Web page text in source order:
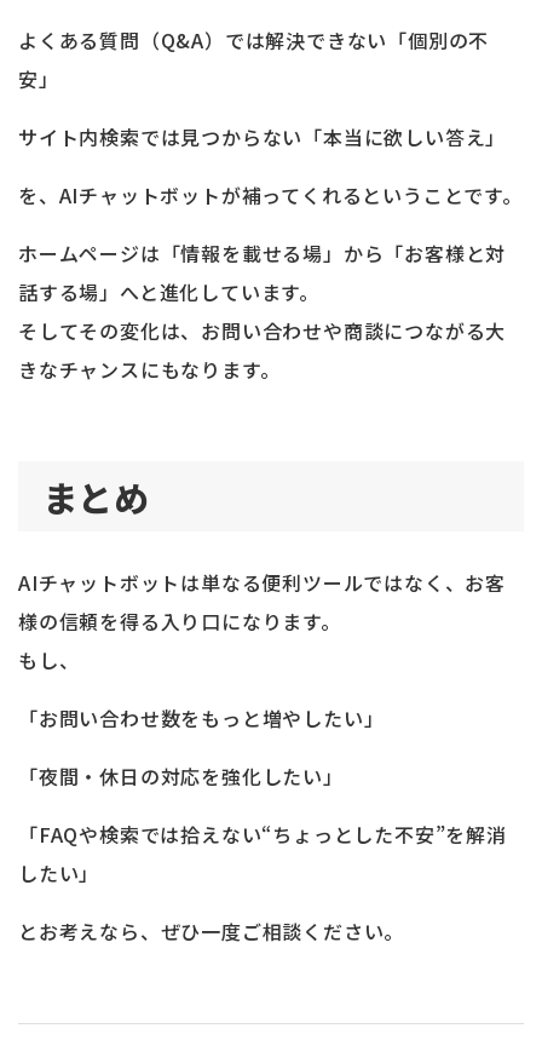
よくある質問（Q&A）では解決できない「個別の不
安」
サイト内検索では見つからない「本当に欲しい答え」
を、AIチャットボットが補ってくれるということです。
ホームページは「情報を載せる場」から「お客様と対
話する場」へと進化しています。
そしてその変化は、お問い合わせや商談につながる大
きなチャンスにもなります。
まとめ
AIチャットボットは単なる便利ツールではなく、お客
様の信頼を得る入り口になります。
もし、
「お問い合わせ数をもっと増やしたい」
「夜間・休日の対応を強化したい」
「FAQや検索では拾えない“ちょっとした不安”を解消
したい」
とお考えなら、ぜひ一度ご相談ください。